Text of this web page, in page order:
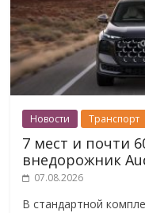
Новости Транспорт
7 мест и почти
внедорожник
07.08.2026
В стандартной